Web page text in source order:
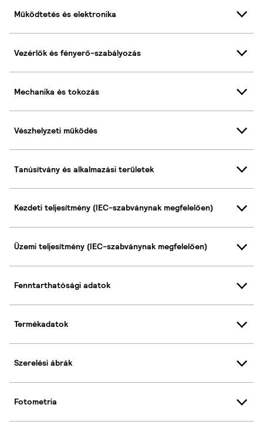
Működtetés és elektronika
Vezérlők és fényerő-szabályozás
Mechanika és tokozás
Vészhelyzeti működés
Tanúsítvány és alkalmazási területek
Kezdeti teljesítmény (IEC-szabványnak megfelelően)
Üzemi teljesítmény (IEC-szabványnak megfelelően)
Fenntarthatósági adatok
Termékadatok
Szerelési ábrák
Fotometria